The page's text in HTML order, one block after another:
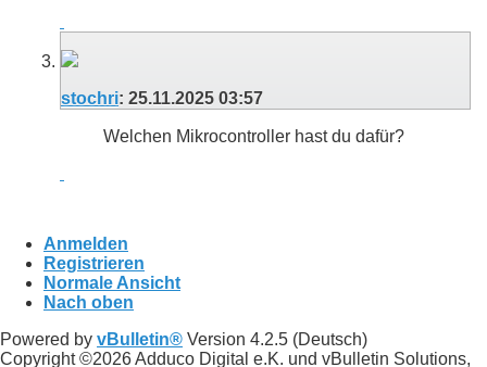
stochri: 25.11.2025 03:57
Welchen Mikrocontroller hast du dafür?
Anmelden
Registrieren
Normale Ansicht
Nach oben
Powered by vBulletin® Version 4.2.5 (Deutsch)
Copyright ©2026 Adduco Digital e.K. und vBulletin Solutions,